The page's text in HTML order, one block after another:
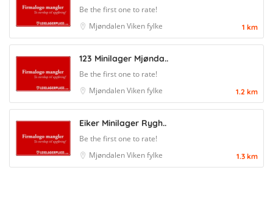
Be the first one to rate!
MjøndalenViken fylke 1 km
123 Minilager Mjønda..
Be the first one to rate!
MjøndalenViken fylke 1.2 km
Eiker Minilager Rygh..
Be the first one to rate!
MjøndalenViken fylke 1.3 km